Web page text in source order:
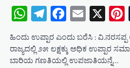
WhatsApp
Telegram
Facebook
Email
X
ಹಿಂದು ಉಪ್ಪಾರ ಎಂದು ಬರೆಸಿ :
ರಾಜ್ಯದಲ್ಲಿ ೨೫ ಲಕ್ಷಕ್ಕು ಅಧಿಕ ಉಪ್ಪಾರ
ಬಾರಿಯ ಗಣತಿಯಲ್ಲಿ ಉಪಜಾತಿಯನ್ನೆ…